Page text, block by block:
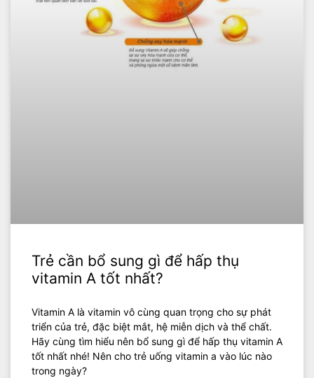
Trẻ cần bổ sung gì để hấp thụ
vitamin A tốt nhất?
Vitamin A là vitamin vô cùng quan trọng cho sự phát
triển của trẻ, đặc biệt mắt, hệ miễn dịch và thể chất.
Hãy cùng tìm hiểu nên bổ sung gì để hấp thụ vitamin A
tốt nhất nhé! Nên cho trẻ uống vitamin a vào lúc nào
trong ngày?